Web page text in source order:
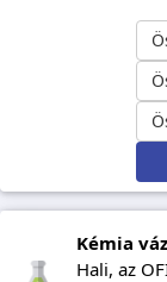
Kémia
Hali, az